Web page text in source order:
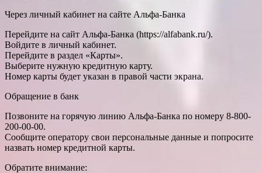
Через личный кабинет на сайте Альфа-Банка
Перейдите на сайт Альфа-Банка (https://alfabank.ru/).
Войдите в личный кабинет.
Перейдите в раздел «Карты».
Выберите нужную кредитную карту.
Номер карты будет указан в правой части экрана.
Обращение в банк
Позвоните на горячую линию Альфа-Банка по номеру 8-800-
200-00-00.
Сообщите оператору свои персональные данные и попросите
назвать номер кредитной карты.
Обратите внимание: